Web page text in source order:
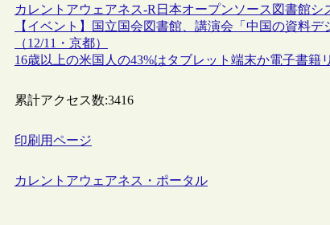
カレントアウェアネス-R 日本オープンソース 図書館シ
【イベント】国立国会図書館、講演会「中国の資料
（12/11・京都）
16歳以上の米国人の43%はタブレット端末か電子書籍
累計アクセス数:3416
印刷用ページ
カレントアウェアネス・ポータル